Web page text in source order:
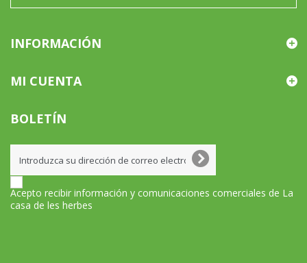
INFORMACIÓN
MI CUENTA
BOLETÍN
Acepto recibir información y comunicaciones comerciales de La
casa de les herbes